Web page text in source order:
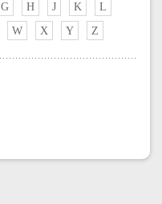
G H J K
L
W X Y Z